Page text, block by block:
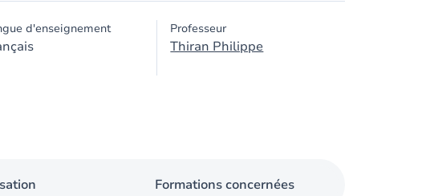
d'enseignement Professeur
Thiran Philippe
Formations concernées